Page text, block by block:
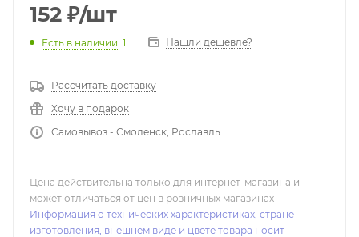
152 ₽/шт
Есть в наличии: 1 Нашли дешевле?
Рассчитать доставку
Хочу в подарок
Самовывоз - Смоленск, Рославль
Цена действительна только для интернет-магазина и
может отличаться от цен в розничных магазинах
Информация о технических характеристиках, стране
изготовления, внешнем виде и цвете товара носит